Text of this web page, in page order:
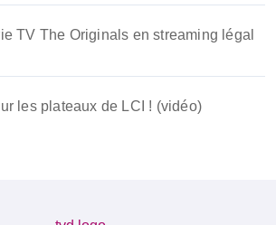
TV The Originals en streaming légal
les plateaux de LCI ! (vidéo)